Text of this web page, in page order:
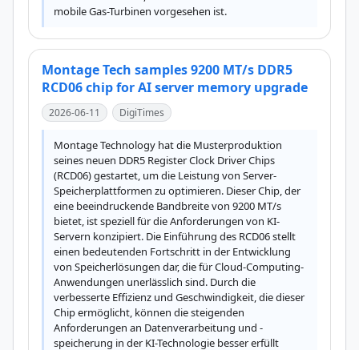
mobile Gas-Turbinen vorgesehen ist.
Montage Tech samples 9200 MT/s DDR5
RCD06 chip for AI server memory upgrade
2026-06-11 DigiTimes
Montage Technology hat die Musterproduktion
seines neuen DDR5 Register Clock Driver Chips
(RCD06) gestartet, um die Leistung von Server-
Speicherplattformen zu optimieren. Dieser Chip, der
eine beeindruckende Bandbreite von 9200 MT/s
bietet, ist speziell für die Anforderungen von KI-
Servern konzipiert. Die Einführung des RCD06 stellt
einen bedeutenden Fortschritt in der Entwicklung
von Speicherlösungen dar, die für Cloud-Computing-
Anwendungen unerlässlich sind. Durch die
verbesserte Effizienz und Geschwindigkeit, die dieser
Chip ermöglicht, können die steigenden
Anforderungen an Datenverarbeitung und -
speicherung in der KI-Technologie besser erfüllt